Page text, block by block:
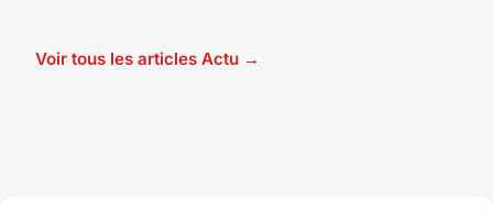
Voir tous les articles Actu →